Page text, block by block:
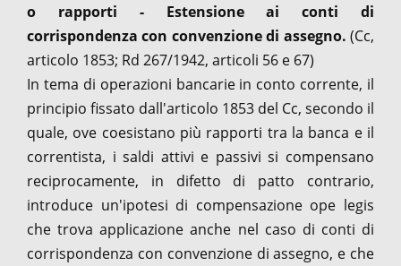
o rapporti - Estensione ai conti di
corrispondenza con convenzione di assegno. (Cc,
articolo 1853; Rd 267/1942, articoli 56 e 67)
In tema di operazioni bancarie in conto corrente, il
principio fissato dall'articolo 1853 del Cc, secondo il
quale, ove coesistano più rapporti tra la banca e il
correntista, i saldi attivi e passivi si compensano
reciprocamente, in difetto di patto contrario,
introduce un'ipotesi di compensazione ope legis
che trova applicazione anche nel caso di conti di
corrispondenza con convenzione di assegno, e che